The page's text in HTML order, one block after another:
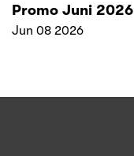
Promo Juni 2026
Jun 08 2026